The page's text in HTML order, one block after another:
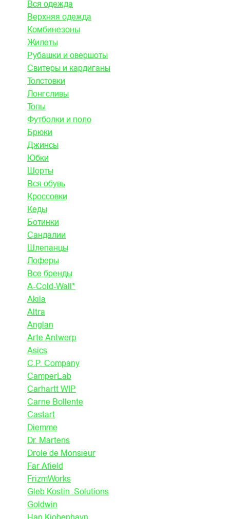
Вся одежда
Верхняя одежда
Комбинезоны
Жилеты
Рубашки и овершоты
Свитеры и кардиганы
Толстовки
Лонгсливы
Топы
Футболки и поло
Брюки
Джинсы
Юбки
Шорты
Вся обувь
Кроссовки
Кеды
Ботинки
Сандалии
Шлепанцы
Лоферы
Все бренды
A-Cold-Wall*
Akila
Altra
Anglan
Arte Antwerp
Asics
C.P. Company
CamperLab
Carhartt WIP
Carne Bollente
Castart
Diemme
Dr. Martens
Drole de Monsieur
Far Afield
FrizmWorks
Gleb Kostin .Solutions
Goldwin